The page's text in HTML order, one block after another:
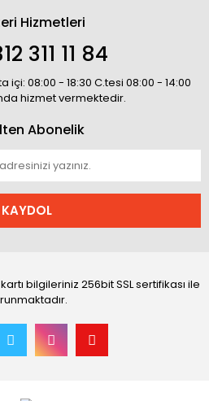
Hizmetleri
311 11 84
08:00 - 18:30 C.tesi 08:00 - 14:00
hizmet vermektedir.
Abonelik
KAYDOL
bilgileriniz 256bit SSL sertifikası ile